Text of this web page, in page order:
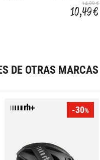
14,99 €
10,49 €
DE OTRAS MARCAS
-30%